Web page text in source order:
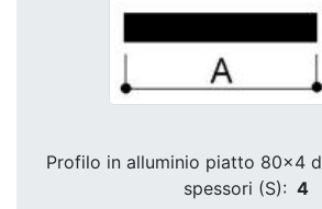
Profilo in alluminio piatto 80x4
spessori (S): 4